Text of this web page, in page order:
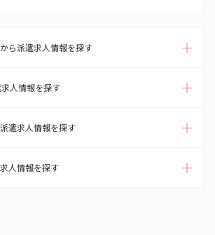
ら派遣求人情報を探す
人情報を探す
遣求人情報を探す
人情報を探す